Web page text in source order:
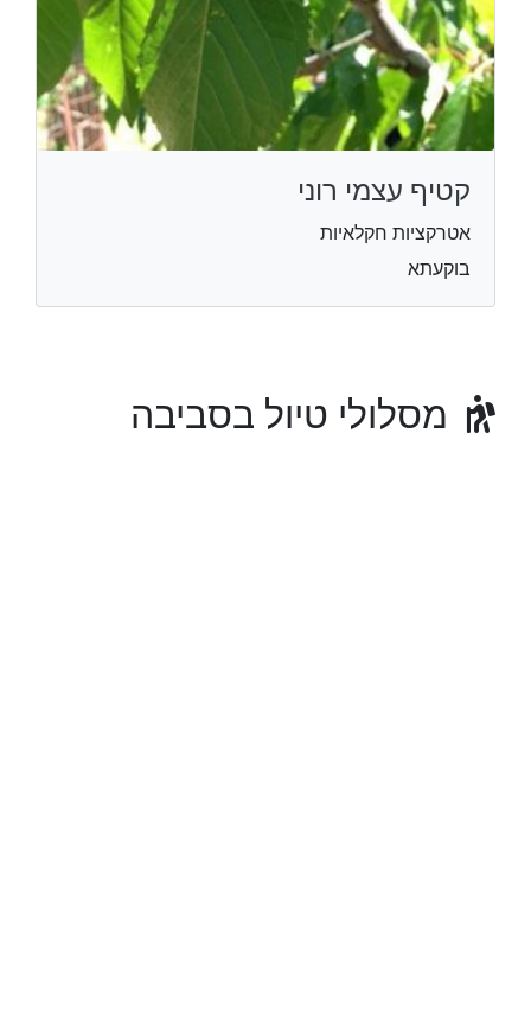
קטיף עצמי רוני
אטרקציות חקלאיות
בוקעתא
מסלולי טיול בסביבה